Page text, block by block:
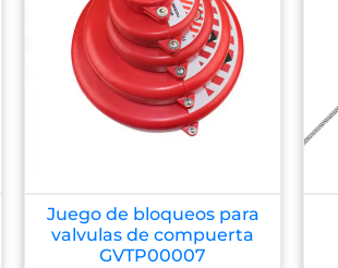
Juego de bloqueos para
valvulas de compuerta
GVTP00007